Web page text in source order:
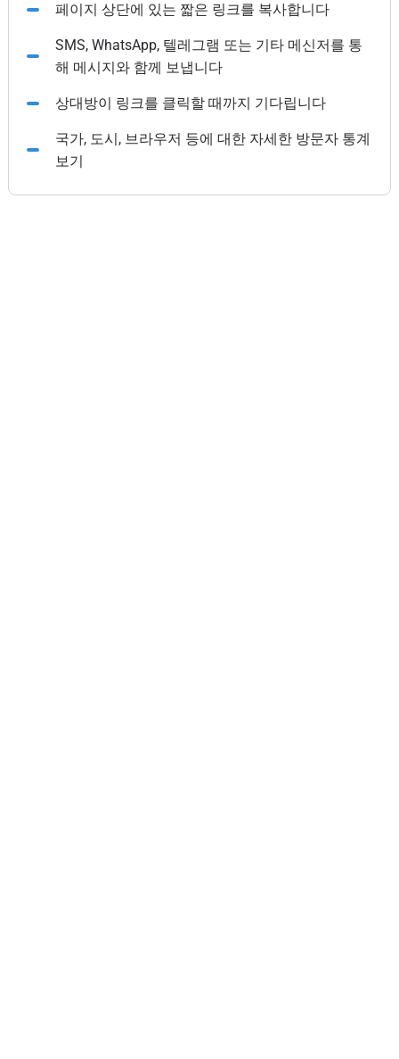
페이지 상단에 있는 짧은 링크를 복사합니다
SMS, WhatsApp, 텔레그램 또는 기타 메신저를 통
해 메시지와 함께 보냅니다
상대방이 링크를 클릭할 때까지 기다립니다
국가, 도시, 브라우저 등에 대한 자세한 방문자 통계
보기